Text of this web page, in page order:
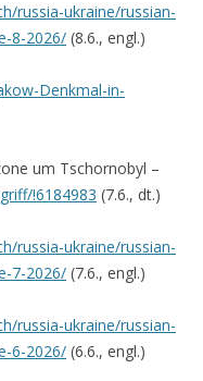
russia-ukraine/russian-
8-2026/ (8.6., engl.)
Denkmal-in-
um Tschornobyl –
!6184983 (7.6., dt.)
russia-ukraine/russian-
7-2026/ (7.6., engl.)
russia-ukraine/russian-
6-2026/ (6.6., engl.)